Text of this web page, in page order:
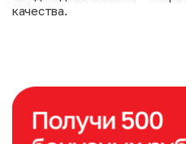
качества.